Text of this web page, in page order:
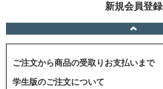
新規会員登録
ご注文から商品の受取りお支払いまで
学生版のご注文について